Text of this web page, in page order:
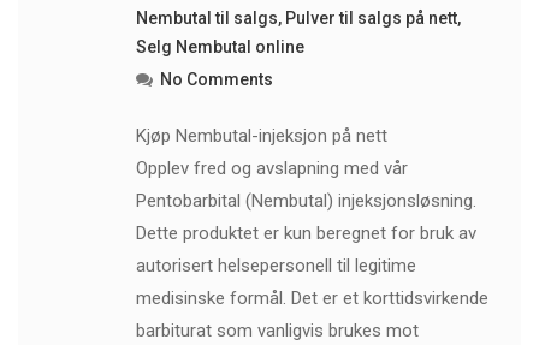
Nembutal til salgs, Pulver til salgs på nett,
Selg Nembutal online
No Comments
Kjøp Nembutal-injeksjon på nett
Opplev fred og avslapning med vår
Pentobarbital (Nembutal) injeksjonsløsning.
Dette produktet er kun beregnet for bruk av
autorisert helsepersonell til legitime
medisinske formål. Det er et korttidsvirkende
barbiturat som vanligvis brukes mot